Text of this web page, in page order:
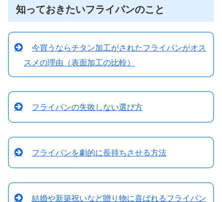
知っておきたいフライパンのこと
今買うならチタン加工がされたフライパンがオス
スメの理由（表面加工の比較）
フライパンの失敗しない選び方
フライパンを劇的に長持ちさせる方法
結婚や新築祝いなど贈り物に喜ばれるフライパン